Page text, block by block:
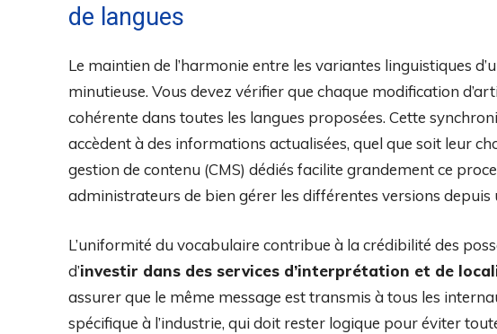
de langues
Le maintien de l’harmonie entre les variantes linguistiques
minutieuse. Vous devez vérifier que chaque modification
cohérente dans toutes les langues proposées. Cette
accèdent à des informations actualisées, quel que soit leur
gestion de contenu (CMS) dédiés facilite grandement ce
administrateurs de bien gérer les différentes versions depuis
L’uniformité du vocabulaire contribue à la crédibilité des
d’investir dans des services d’interprétation et de
assurer que le même message est transmis à tous les
spécifique à l’industrie, qui doit rester logique pour éviter